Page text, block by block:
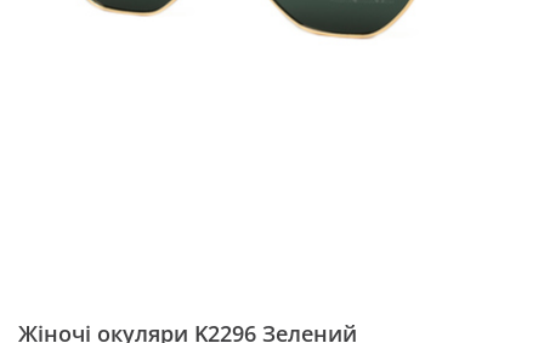
Жіночі окуляри K2296 Зелений